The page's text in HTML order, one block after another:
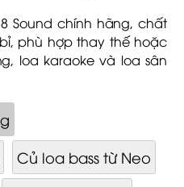
Sound chính hãng, chất
phù hợp thay thế hoặc
loa karaoke và loa sân
Củ loa bass từ Neo